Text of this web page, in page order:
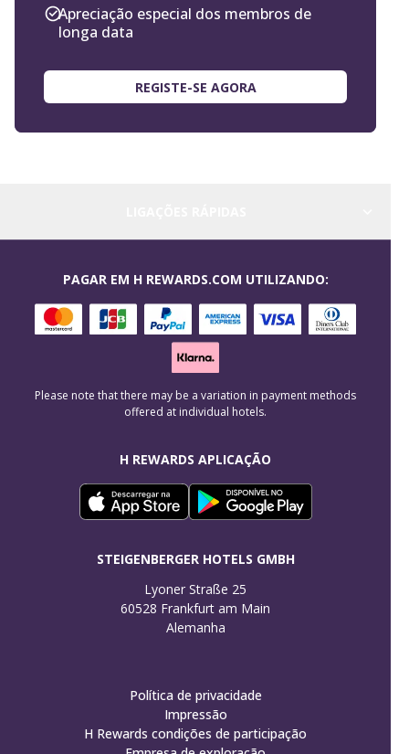
Apreciação especial dos membros de
longa data
REGISTE-SE AGORA
H REWARDS APLICAÇÃO
STEIGENBERGER HOTELS GMBH
Lyoner Straße 25
60528 Frankfurt am Main
Alemanha
PAGAR EM H REWARDS.COM UTILIZANDO:
Please note that there may be a variation in payment methods
offered at individual hotels.
Política de privacidade
Impressão
H Rewards condições de participação